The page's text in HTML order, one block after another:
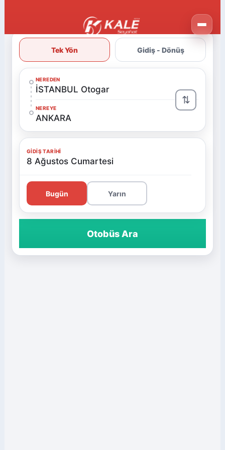
Tek Yön Gidiş - Dönüş
NEREDEN
İSTANBUL Otogar
NEREYE
ANKARA
⇅
GIDIŞ TARIHI
8 Ağustos Cumartesi
Bugün Yarın
Otobüs Ara